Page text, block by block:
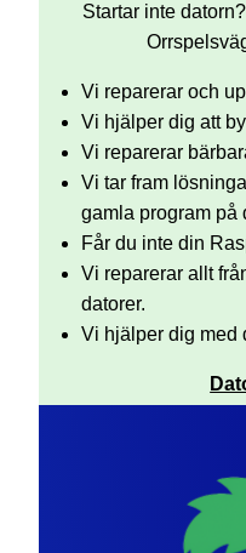
Startar inte
Vi reparerar och
Vi hjälper dig att
Vi reparerar
Vi tar fram
gamla program på
Får du inte din
Vi reparerar allt
datorer.
Vi hjälper dig med